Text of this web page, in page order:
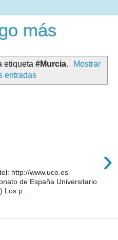
más
etiqueta #Murcia.
Mostrar
entradas
›
http://www.uco.es
de España Universitario
Los p...